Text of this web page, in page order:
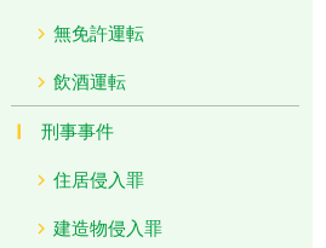
無免許運転
飲酒運転
刑事事件
住居侵入罪
建造物侵入罪